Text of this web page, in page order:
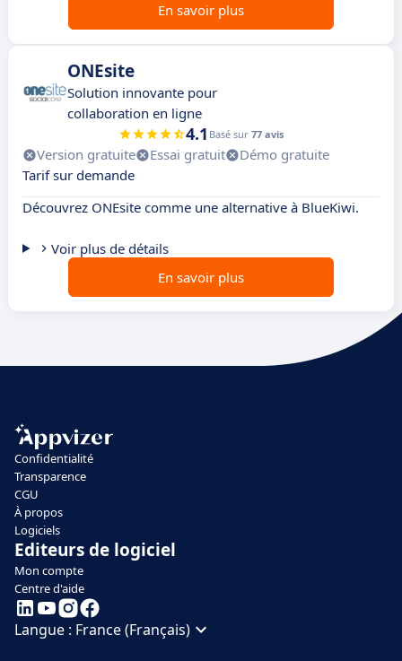
En savoir plus
ONEsite
Solution innovante pour
collaboration en ligne
4.1 Basé sur 77 avis
Version gratuite Essai gratuit
Démo gratuite
Tarif sur demande
Découvrez ONEsite comme une alternative à BlueKiwi.
Voir plus de détails
En savoir plus
Confidentialité
Transparence
CGU
À propos
Logiciels
Editeurs de logiciel
Mon compte
Centre d'aide
Langue : France (Français)